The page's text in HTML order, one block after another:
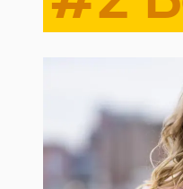
värdefull för utgivare